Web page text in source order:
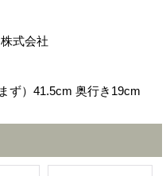
式会社
ず）41.5cm 奥行き19cm